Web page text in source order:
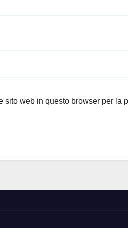
sito web in questo browser per la